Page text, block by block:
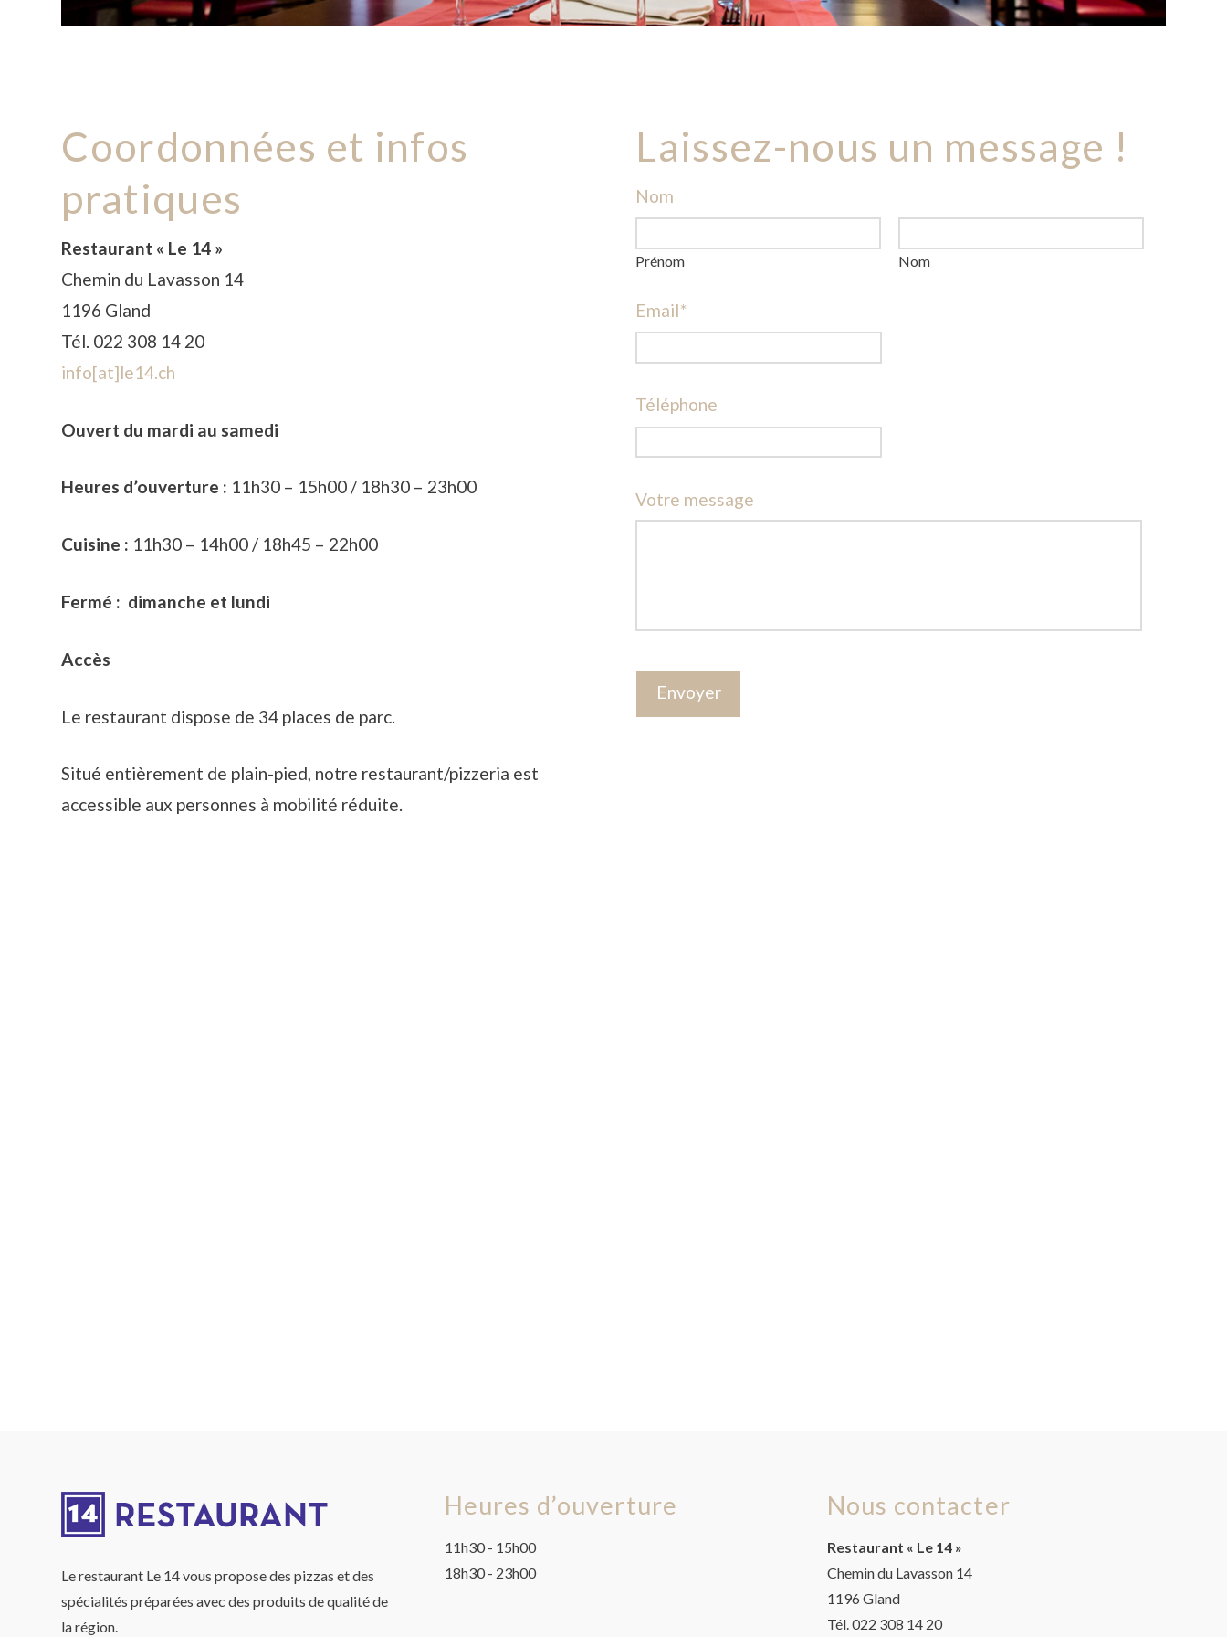
Coordonnées et infos
pratiques
Restaurant « Le 14 »
Chemin du Lavasson 14
1196 Gland
Tél. 022 308 14 20
info[at]le14.ch
Ouvert du mardi au samedi
Heures d’ouverture : 11h30 – 15h00 / 18h30 – 23h00
Cuisine : 11h30 – 14h00 / 18h45 – 22h00
Fermé : dimanche et lundi
Accès
Le restaurant dispose de 34 places de parc.
Situé entièrement de plain-pied, notre restaurant/pizzeria est
accessible aux personnes à mobilité réduite.
Laissez-nous un message !
Nom
Prénom Nom
Email*
Téléphone
Votre message
Le restaurant Le 14 vous propose des pizzas et des
spécialités préparées avec des produits de qualité de
la région.
Heures d’ouverture
11h30 - 15h00
18h30 - 23h00
Nous contacter
Restaurant « Le 14 »
Chemin du Lavasson 14
1196 Gland
Tél. 022 308 14 20